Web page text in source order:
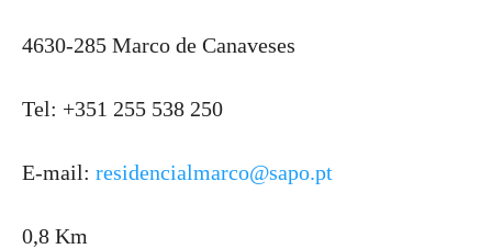
4630-285 Marco de Canaveses
Tel: +351 255 538 250
E-mail: residencialmarco@sapo.pt
0,8 Km